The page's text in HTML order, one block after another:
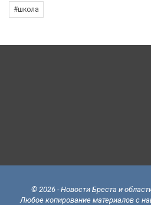
#школа
© 2026 - Новости Бреста и
Любое копирование материалов с